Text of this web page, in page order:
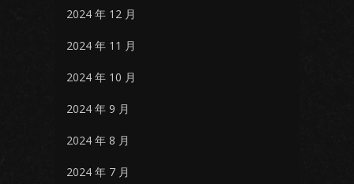
2024 年 12 月
2024 年 11 月
2024 年 10 月
2024 年 9 月
2024 年 8 月
2024 年 7 月